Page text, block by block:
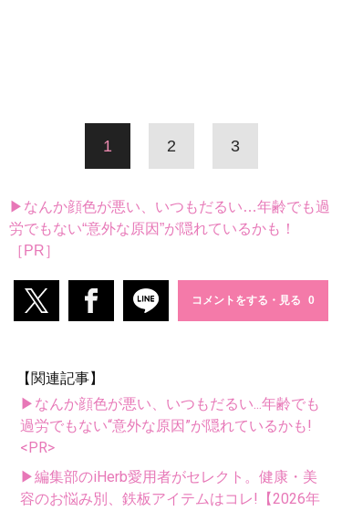
1 2 3
▶なんか顔色が悪い、いつもだるい…年齢でも過
労でもない“意外な原因”が隠れているかも！
［PR］
コメントをする・見る
【関連記事】
▶なんか顔色が悪い、いつもだるい...年齢でも
過労でもない“意外な原因”が隠れているかも!
<PR>
▶編集部のiHerb愛用者がセレクト。健康・美
容のお悩み別、鉄板アイテムはコレ!【2026年